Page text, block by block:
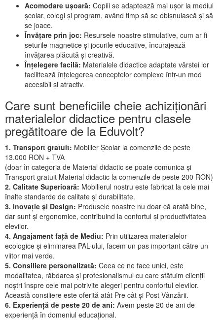
Acomodare ușoară: Copiii se adaptează mai ușor la mediul
școlar, colegi și program, având timp să se obișnuiască și să
se joace.
Învățare prin joc: Resursele noastre stimulative, cum ar fi
seturile magnetice și jocurile educative, încurajează
învățarea plăcută și creativă.
Înțelegere facilă: Materialele didactice adaptate vârstei lor
facilitează înțelegerea conceptelor complexe într-un mod
accesibil și atractiv.
Care sunt beneficiile cheie achiziționări
materialelor didactice pentru clasele
pregătitoare de la Eduvolt?
1. Transport gratuit: Mobilier Școlar la comenzile de peste
13.000 RON + TVA
(doar în categoria de Material didactic se poate comunica și
Transport gratuit Material didactic la comenzile de peste 200 RON)
2. Calitate Superioară: Mobilierul nostru este fabricat la cele mai
înalte standarde de calitate și durabilitate.
3. Inovație și Design: Produsele noastre nu doar că arată bine,
dar sunt și ergonomice, contribuind la confortul și productivitatea
elevilor.
4. Angajament față de Mediu: Prin utilizarea materialelor
ecologice și eliminarea PAL-ului, facem un pas important către un
viitor mai verde.
5. Consiliere personalizată: Ceea ce ne face unici, este
modalitatea, răbdarea și profesionalismul cu care sfătuim clienții
noștri înspre cele mai potrivite alegeri pentru confortul elevilor.
Această consiliere este oferită atât Pre cât și Post Vânzării.
6. Experiență de peste 20 de ani: Avem peste 20 de ani de
experiență în domeniul educațional.